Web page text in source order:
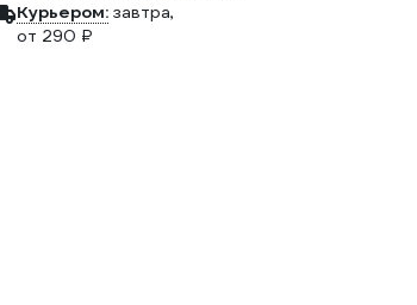
Курьером: завтра,
от 290 ₽